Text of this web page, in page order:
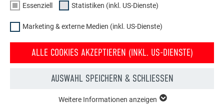
Essenziell Statistiken (inkl. US-Dienste)
Marketing & externe Medien (inkl. US-Dienste)
ALLE COOKIES AKZEPTIEREN (INKL. US-DIENSTE)
AUSWAHL SPEICHERN & SCHLIESSEN
Weitere Informationen anzeigen